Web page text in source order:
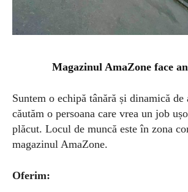
Magazinul AmaZone face
Suntem o echipă tânără și dinamică de
căutăm o persoana care vrea un job
plăcut. Locul de muncă este în zona
magazinul AmaZone.
Oferim: